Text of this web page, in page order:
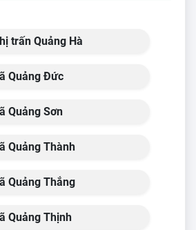
trấn Quảng Hà
Quảng Đức
Quảng Sơn
Quảng Thành
Quảng Thắng
Quảng Thịnh